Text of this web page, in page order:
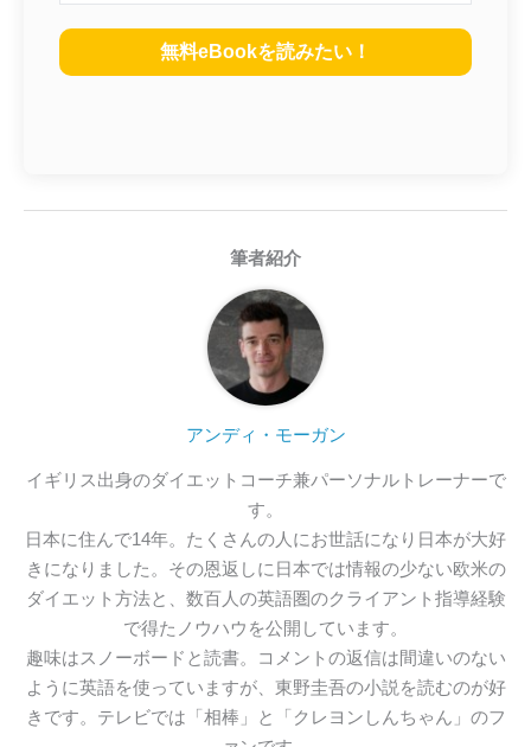
無料eBookを読みたい！
筆者紹介
アンディ・モーガン
イギリス出身のダイエットコーチ兼パーソナルトレーナーで
す。
日本に住んで14年。たくさんの人にお世話になり日本が大好
きになりました。その恩返しに日本では情報の少ない欧米の
ダイエット方法と、数百人の英語圏のクライアント指導経験
で得たノウハウを公開しています。
趣味はスノーボードと読書。コメントの返信は間違いのない
ように英語を使っていますが、東野圭吾の小説を読むのが好
きです。テレビでは「相棒」と「クレヨンしんちゃん」のフ